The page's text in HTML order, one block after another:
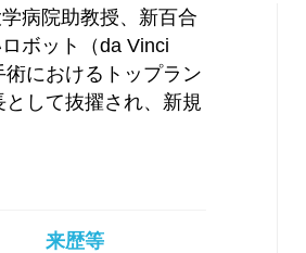
病院助教授、新百合
ボット（da Vinci
におけるトップラン
して抜擢され、新規
来歴等